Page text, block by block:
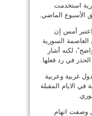
استخدمت
الأسبوع الماضي.
اعتبر أمس إن
السورية
لكنه أشار
في رد فعلها.
غربية وعربية
في الايام المقبلة
وصفت اتهام